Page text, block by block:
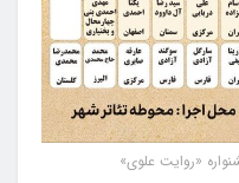
«روایت علوی»